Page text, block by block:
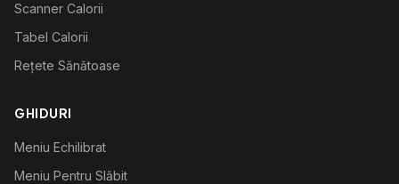
Scanner Calorii
Tabel Calorii
Rețete Sănătoase
GHIDURI
Meniu Echilibrat
Meniu Pentru Slăbit